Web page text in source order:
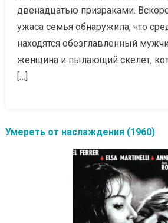
двенадцатью призраками.
ужаса семья обнаружила, что
находятся обезглавленный
женщина и пылающий скелет,
[…]
Умереть от наслаждения (1960)